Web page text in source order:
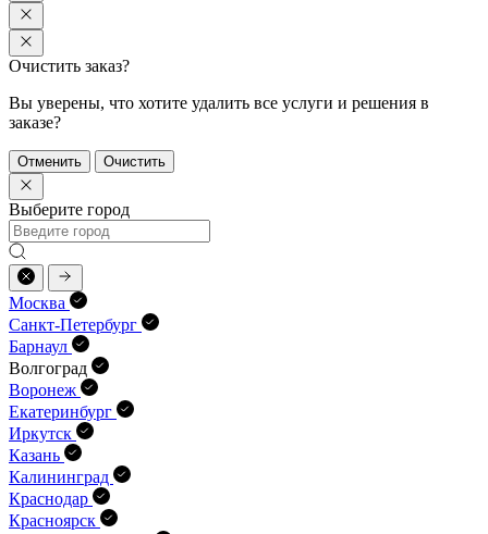
Очистить заказ?
Вы уверены, что хотите удалить все услуги и решения в
заказе?
Отменить Очистить
Выберите город
Москва
Санкт-Петербург
Барнаул
Волгоград
Воронеж
Екатеринбург
Иркутск
Казань
Калининград
Краснодар
Красноярск